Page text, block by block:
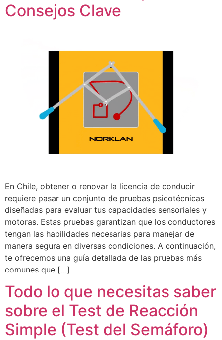
Consejos Clave
En Chile, obtener o renovar la licencia de conducir
requiere pasar un conjunto de pruebas psicotécnicas
diseñadas para evaluar tus capacidades sensoriales y
motoras. Estas pruebas garantizan que los conductores
tengan las habilidades necesarias para manejar de
manera segura en diversas condiciones. A continuación,
te ofrecemos una guía detallada de las pruebas más
comunes que […]
Todo lo que necesitas saber
sobre el Test de Reacción
Simple (Test del Semáforo)